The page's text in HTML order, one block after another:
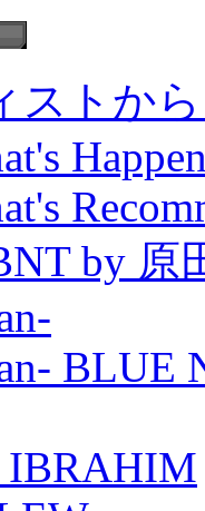
ストか
by 原
BLUE